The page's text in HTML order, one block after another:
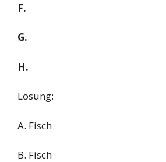
F.
G.
H.
Lösung:
A. Fisch
B. Fisch